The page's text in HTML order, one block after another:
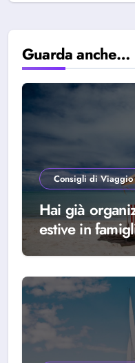
Guarda anche…
Consigli di Viaggio
Hai già
estive in
scegliere Alba